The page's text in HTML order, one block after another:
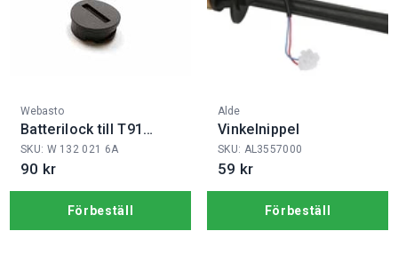
Fabrikat:
Webasto
Batterilock till T91
sändare
SKU: W 132 021 6A
90 kr
Förbeställ
Fabrikat:
Alde
Vinkelnippel
SKU: AL3557000
59 kr
Förbeställ